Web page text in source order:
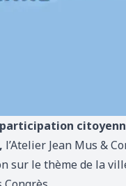
l’Atelier Jean Mus &
sur le thème de la